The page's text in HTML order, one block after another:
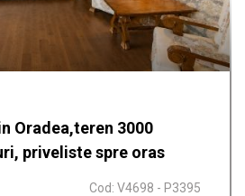
Oradea,teren 3000
priveliste spre oras
Cod: V4698 - P3395